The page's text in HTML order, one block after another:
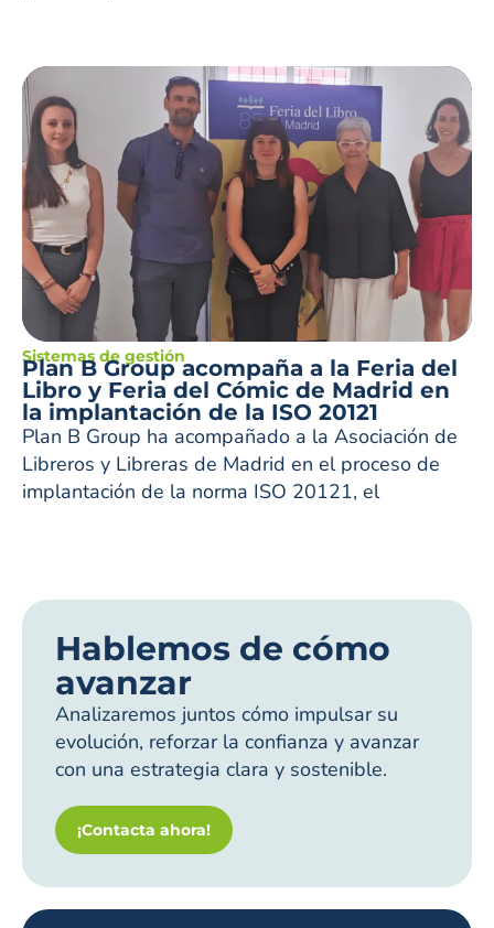
Sistemas de gestión
Plan B Group acompaña a la Feria del
Libro y Feria del Cómic de Madrid en
la implantación de la ISO 20121
Plan B Group ha acompañado a la Asociación de
Libreros y Libreras de Madrid en el proceso de
implantación de la norma ISO 20121, el
Hablemos de cómo
avanzar
Analizaremos juntos cómo impulsar su
evolución, reforzar la confianza y avanzar
con una estrategia clara y sostenible.
¡Contacta ahora!